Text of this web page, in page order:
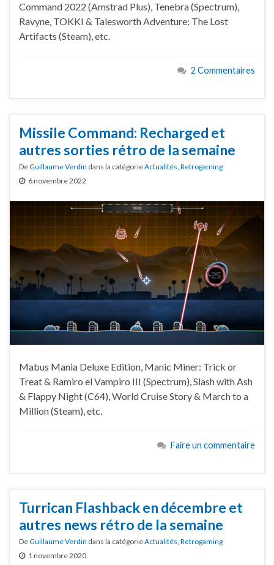
Command 2022 (Amstrad Plus), Tenebra (Spectrum),
Ravyne, TOKKI & Talesworth Adventure: The Lost
Artifacts (Steam), etc.
2 Commentaires
Missile Command: Recharged et
autres sorties rétro de la semaine
DeGuillaume Verdin dans la catégorieActualités Retrogaming
6 novembre 2022
Mabus Mania Deluxe Edition, Manic Miner: Trick or
Treat & Ramiro el Vampiro III (Spectrum), Slash with Ash
& Flappy Night (C64), World Cruise Story & March to a
Million (Steam), etc.
Faire un commentaire
Turrican Flashback en décembre et
autres news rétro de la semaine
DeGuillaume Verdin dans la catégorieActualités Retrogaming
1 novembre 2020